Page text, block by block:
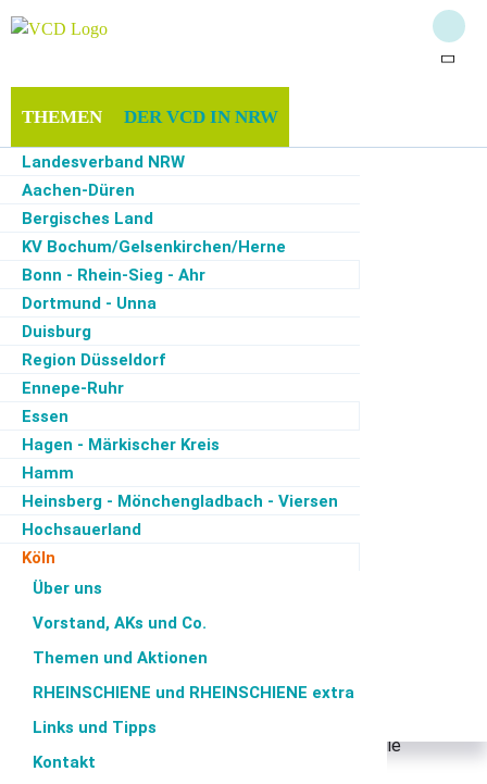
THEMEN DER VCD IN NRW
Landesverband NRW
Aachen-Düren
Bergisches Land
KV Bochum/Gelsenkirchen/Herne
Bonn - Rhein-Sieg - Ahr
Dortmund - Unna
Duisburg
Region Düsseldorf
Ennepe-Ruhr
Essen
Hagen - Märkischer Kreis
Hamm
Heinsberg - Mönchengladbach - Viersen
Hochsauerland
Köln
Über uns
Vorstand, AKs und Co.
Themen und Aktionen
RHEINSCHIENE und RHEINSCHIENE extra
Links und Tipps
Kontakt
Minden-Lübbecke Herford
Mülheim/Oberhausen
Siegen-Wittgenstein - Olpe
Soest
SERVICE
Start·Der VCD in NRW
(RVKI)
Radverkehrskonzept Innenstadt (RVKI)
Radverkehrs Konzept
Innenstadt (RVKI) und
Radverehrsführungen auf den
"Ringen"
Für die Kölner Innenstadt wurde in den letzten Jahren unter
Federführung des städtischen Radverkehrsbeauftragten ein
Radverkehrskonzept erarbeitet. Der AK Rad hat die
Erstellung kritisch begleitet, an verschiedenen